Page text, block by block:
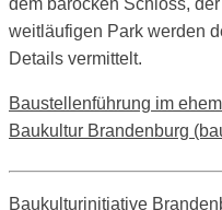
dem barocken Schloss,
weitläufigen Park werden
Details vermittelt.
Baustellenführung im
Baukultur Brandenburg
Baukulturinitiative